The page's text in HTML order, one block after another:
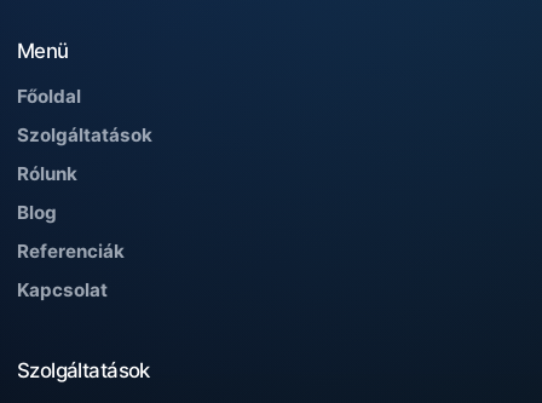
Menü
Főoldal
Szolgáltatások
Rólunk
Blog
Referenciák
Kapcsolat
Szolgáltatások